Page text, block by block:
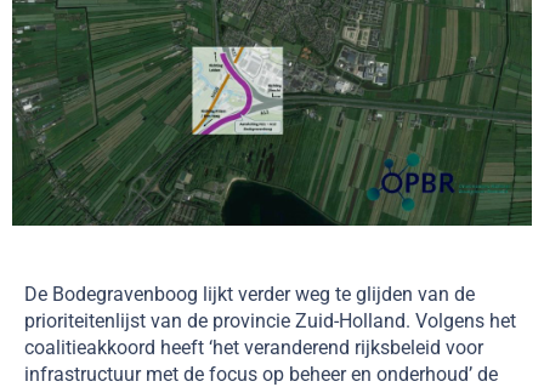
De Bodegravenboog lijkt verder weg te glijden van de
prioriteitenlijst van de provincie Zuid-Holland. Volgens het
coalitieakkoord heeft ‘het veranderend rijksbeleid voor
infrastructuur met de focus op beheer en onderhoud’ de